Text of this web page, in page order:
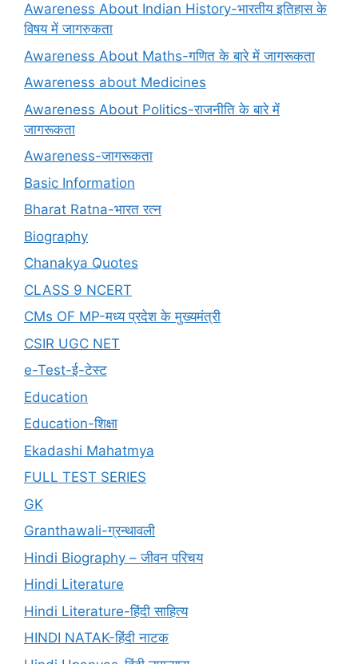
Awareness About Indian History-भारतीय इतिहास के
विषय में जागरुकता
Awareness About Maths-गणित के बारे में जागरूकता
Awareness about Medicines
Awareness About Politics-राजनीति के बारे में
जागरूकता
Awareness-जागरूकता
Basic Information
Bharat Ratna-भारत रत्न
Biography
Chanakya Quotes
CLASS 9 NCERT
CMs OF MP-मध्य प्रदेश के मुख्यमंत्री
CSIR UGC NET
e-Test-ई-टेस्ट
Education
Education-शिक्षा
Ekadashi Mahatmya
FULL TEST SERIES
GK
Granthawali-ग्रन्थावली
Hindi Biography – जीवन परिचय
Hindi Literature
Hindi Literature-हिंदी साहित्य
HINDI NATAK-हिंदी नाटक